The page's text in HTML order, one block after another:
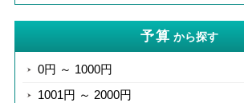
予算 から探す
0円 ～ 1000円
1001円 ～ 2000円